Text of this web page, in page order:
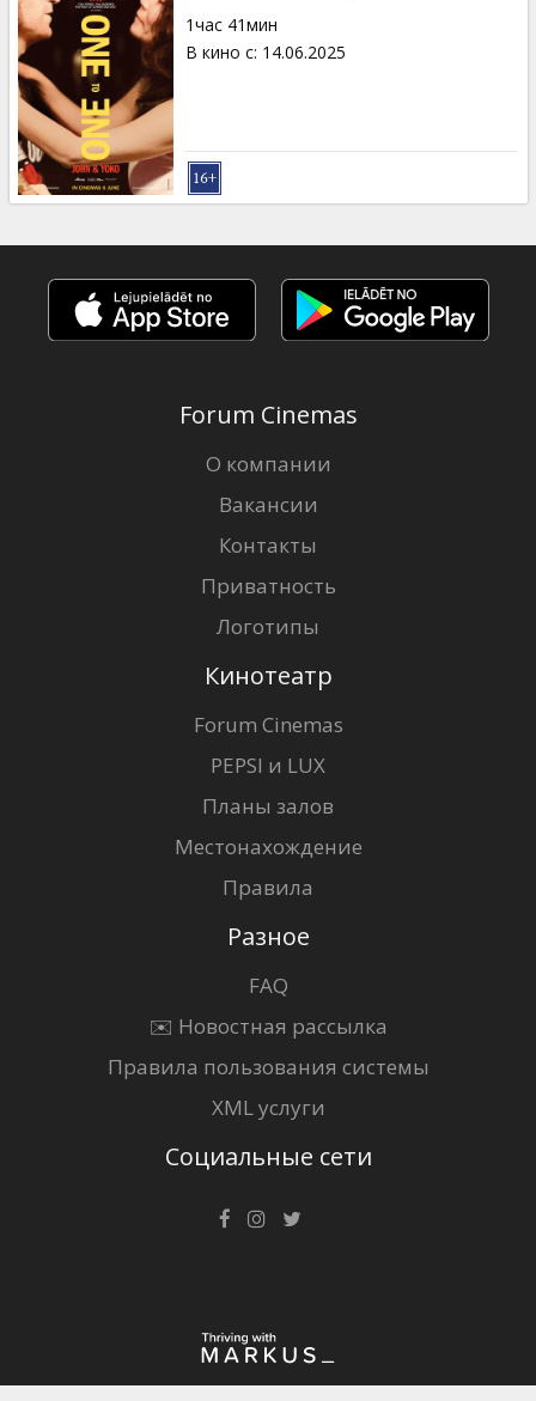
1час 41мин
В кино с: 14.06.2025
Forum Cinemas
О компании
Вакансии
Контакты
Приватность
Логотипы
Кинотеатр
Forum Cinemas
PEPSI и LUX
Планы залов
Местонахождение
Правила
Разное
FAQ
✉️ Новостная рассылка
Правила пользования системы
XML услуги
Социальные сети